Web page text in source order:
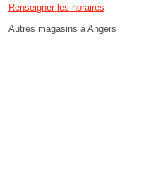
Renseigner les horaires
Autres magasins à Angers